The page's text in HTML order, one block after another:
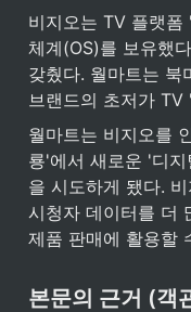
비지오는 TV 플랫
체계(OS)를 보유했
갖췄다. 월마트는 북
브랜드의 초저가
월마트는 비지오를
룡'에서 새로운 '디
을 시도하게 됐다.
시청자 데이터를 더
제품 판매에 활용할
본문의 근거 (객